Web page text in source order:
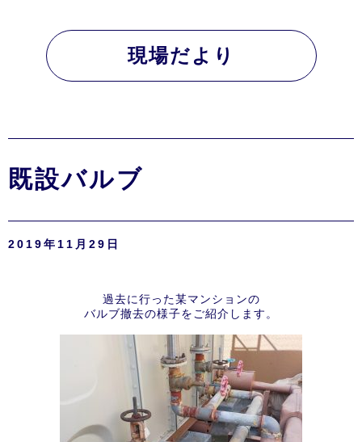
現場だより
既設バルブ
2019年11月29日
過去に行った某マンションの
バルブ撤去の様子をご紹介します。